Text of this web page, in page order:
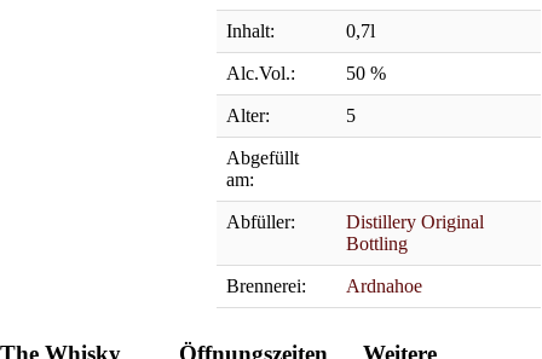
Inhalt: 0,7l
Alc.Vol.: 50 %
Alter: 5
Abgefüllt
am:
Abfüller:
Distillery Original
Bottling
Brennerei: Ardnahoe
The Whisky Öffnungszeiten Weitere